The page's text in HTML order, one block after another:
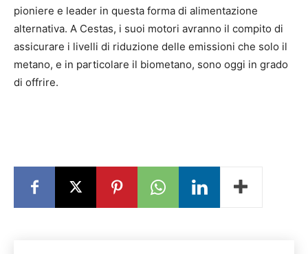
pioniere e leader in questa forma di alimentazione
alternativa. A Cestas, i suoi motori avranno il compito di
assicurare i livelli di riduzione delle emissioni che solo il
metano, e in particolare il biometano, sono oggi in grado
di offrire.